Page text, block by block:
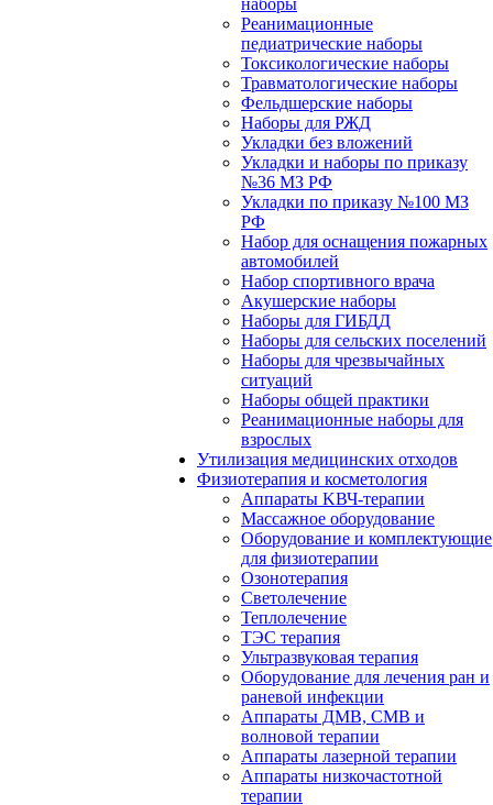
наборы
Реанимационные
педиатрические наборы
Токсикологические наборы
Травматологические наборы
Фельдшерские наборы
Наборы для РЖД
Укладки без вложений
Укладки и наборы по приказу
№36 МЗ РФ
Укладки по приказу №100 МЗ
РФ
Набор для оснащения пожарных
автомобилей
Набор спортивного врача
Акушерские наборы
Наборы для ГИБДД
Наборы для сельских поселений
Наборы для чрезвычайных
ситуаций
Наборы общей практики
Реанимационные наборы для
взрослых
Утилизация медицинских отходов
Физиотерапия и косметология
Аппараты KВЧ-терапии
Массажное оборудование
Оборудование и комплектующие
для физиотерапии
Озонотерапия
Светолечение
Теплолечение
ТЭС терапия
Ультразвуковая терапия
Оборудование для лечения ран и
раневой инфекции
Аппараты ДМВ, СМВ и
волновой терапии
Аппараты лазерной терапии
Аппараты низкочастотной
терапии